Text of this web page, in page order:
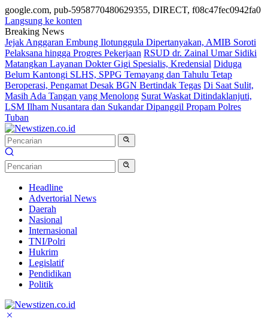
google.com, pub-5958770480629355, DIRECT, f08c47fec0942fa0
Langsung ke konten
Breaking News
Jejak Anggaran Embung Ilotunggula Dipertanyakan, AMIB Soroti
Pelaksana hingga Progres Pekerjaan RSUD dr. Zainal Umar Sidiki
Matangkan Layanan Dokter Gigi Spesialis, Kredensial Diduga
Belum Kantongi SLHS, SPPG Temayang dan Tahulu Tetap
Beroperasi, Pengamat Desak BGN Bertindak Tegas Di Saat Sulit,
Masih Ada Tangan yang Menolong Surat Waskat Ditindaklanjuti,
LSM Ilham Nusantara dan Sukandar Dipanggil Propam Polres
Tuban
Headline
Advertorial News
Daerah
Nasional
Internasional
TNI/Polri
Hukrim
Legislatif
Pendidikan
Politik